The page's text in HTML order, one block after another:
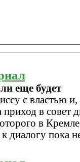
еще будет
с властью и,
в совет
в
диалогу пока